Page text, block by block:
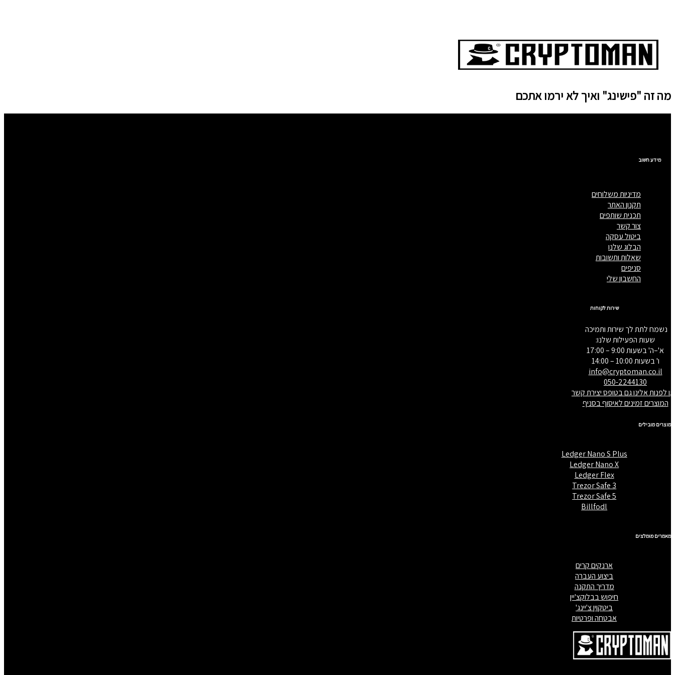
מה זה "פישינג" ואיך לא ירמו אתכם
מידע חשוב
מדיניות משלוחים
תקנון האתר
תכנית שותפים
צור קשר
ביטול עסקה
הבלוג שלנו
שאלות ותשובות
סניפים
החשבון שלי
שירות לקוחות
נשמח לתת לך שירות ותמיכה
שעות הפעילות שלנו:
א'–ה' בשעות 9:00 – 17:00
ו' בשעות 10:00 – 14:00
info@cryptoman.co.il
050-2244130
לפנות אלינו גם בטופס יצירת קשר
המוצרים זמינים לאיסוף בסניף
מוצרים מובילים
Ledger Nano S Plus
Ledger Nano X
Ledger Flex
Trezor Safe 3
Trezor Safe 5
Billfodl
מאמרים מומלצים
ארנקים קרים
ביצוע העברה
מדריך התקנה
חיפוש בבלוקצ'יין
ביטקוין צ'יינג'
אבטחה ופרטיות